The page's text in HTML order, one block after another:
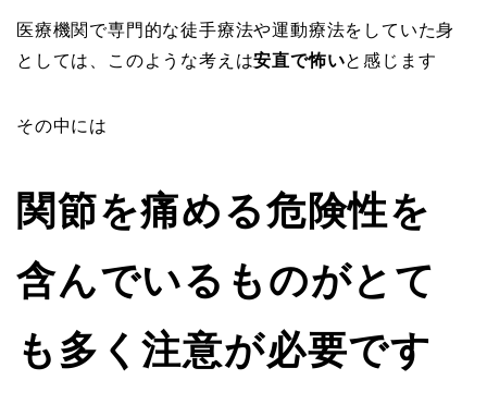
医療機関で専門的な徒手療法や運動療法をしていた身
としては、このような考えは安直で怖いと感じます
その中には
関節を痛める危険性を
含んでいるものがとて
も多く注意が必要です